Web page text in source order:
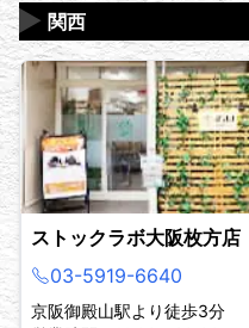
関西
▶
ストックラボ大阪枚方店
03-5919-6640
京阪御殿山駅より徒歩3分